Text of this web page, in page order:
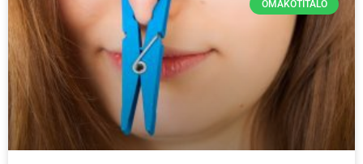
OMAKOTITALO